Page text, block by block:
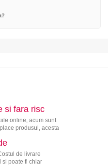
si fara risc
online, acum sunt
produsul, acesta
de livrare
si poate fi chiar